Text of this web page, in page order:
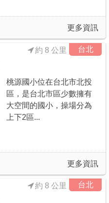
更多資訊
台北
約 8 公里
桃源國小位在台北市北投
區，是台北市區少數擁有
大空間的國小，操場分為
上下2區...
更多資訊
台北
約 8 公里